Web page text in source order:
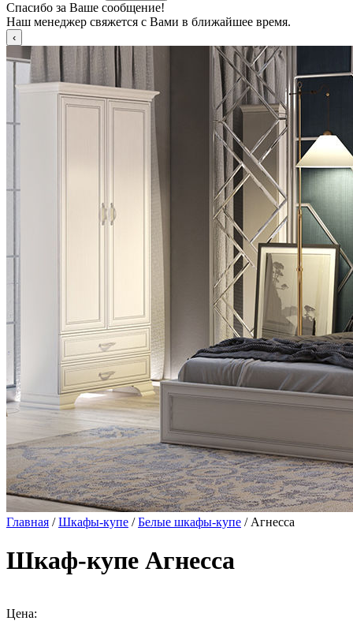
Спасибо за Ваше сообщение!
Наш менеджер свяжется с Вами в ближайшее время.
Главная /Шкафы-купе /Белые шкафы-купе / Агнесса
Шкаф-купе Агнесса
Цена: